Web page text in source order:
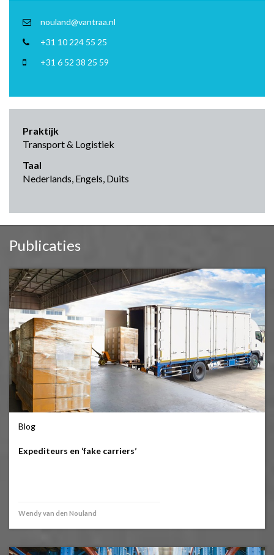
nouland@vantraa.nl
+31 10 224 55 25
+31 6 52 38 25 59
Praktijk
Transport & Logistiek
Taal
Nederlands, Engels, Duits
Publicaties
Blog
Expediteurs en ‘fake carriers’
Wendy van den Nouland